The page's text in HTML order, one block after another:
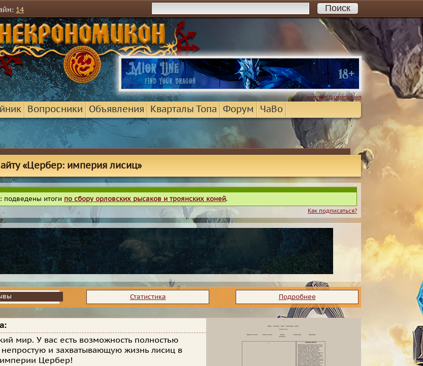
14
Вопросники Объявления Кварталы Топа Форум ЧаВо
...условия размещения
«Цербер: империя лисиц»
: подведены итоги по сбору орловских рысаков и троянских коней.
Как подписаться?
Статистика Подробнее
мир. У вас есть возможность полностью
непростую и захватывающую жизнь лисиц в
Цербер!